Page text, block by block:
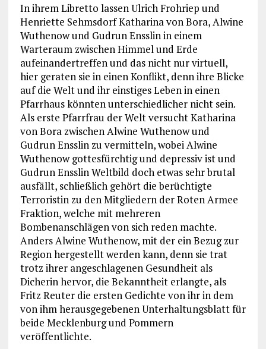
In ihrem Libretto lassen Ulrich Frohriep und
Henriette Sehmsdorf Katharina von Bora, Alwine
Wuthenow und Gudrun Ensslin in einem
Warteraum zwischen Himmel und Erde
aufeinandertreffen und das nicht nur virtuell,
hier geraten sie in einen Konflikt, denn ihre Blicke
auf die Welt und ihr einstiges Leben in einen
Pfarrhaus könnten unterschiedlicher nicht sein.
Als erste Pfarrfrau der Welt versucht Katharina
von Bora zwischen Alwine Wuthenow und
Gudrun Ensslin zu vermitteln, wobei Alwine
Wuthenow gottesfürchtig und depressiv ist und
Gudrun Ensslin Weltbild doch etwas sehr brutal
ausfällt, schließlich gehört die berüchtigte
Terroristin zu den Mitgliedern der Roten Armee
Fraktion, welche mit mehreren
Bombenanschlägen von sich reden machte.
Anders Alwine Wuthenow, mit der ein Bezug zur
Region hergestellt werden kann, denn sie trat
trotz ihrer angeschlagenen Gesundheit als
Dicherin hervor, die Bekanntheit erlangte, als
Fritz Reuter die ersten Gedichte von ihr in dem
von ihm herausgegebenen Unterhaltungsblatt für
beide Mecklenburg und Pommern
veröffentlichte.